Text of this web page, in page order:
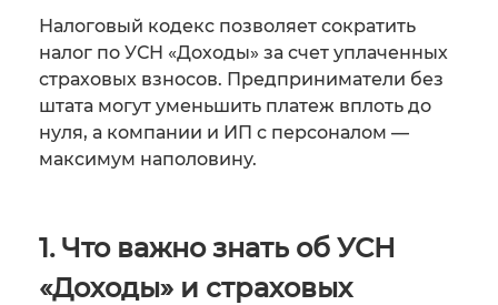
Налоговый кодекс позволяет сократить
налог по УСН «Доходы» за счет уплаченных
страховых взносов. Предприниматели без
штата могут уменьшить платеж вплоть до
нуля, а компании и ИП с персоналом —
максимум наполовину.
1. Что важно знать об УСН
«Доходы» и страховых